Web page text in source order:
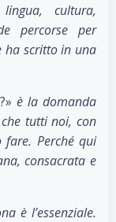
cultura,
percorse per
ha scritto in una
è la domanda
tutti noi, con
Perché qui
consacrata e
è l’essenziale.